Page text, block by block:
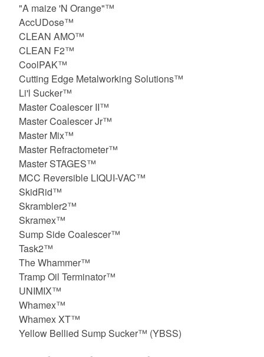
"A maize 'N Orange"™
AccUDose™
CLEAN AMO™
CLEAN F2™
CoolPAK™
Cutting Edge Metalworking Solutions™
Li'l Sucker™
Master Coalescer II™
Master Coalescer Jr™
Master Mix™
Master Refractometer™
Master STAGES™
MCC Reversible LIQUI-VAC™
SkidRid™
Skrambler2™
Skramex™
Sump Side Coalescer™
Task2™
The Whammer™
Tramp Oil Terminator™
UNIMIX™
Whamex™
Whamex XT™
Yellow Bellied Sump Sucker™ (YBSS)